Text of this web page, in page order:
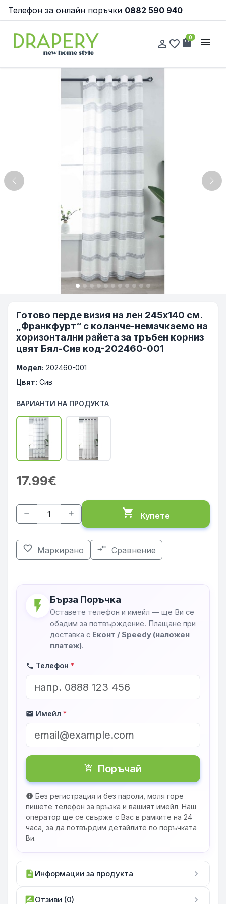
Телефон за онлайн поръчки 0882 590 940
person_outline favorite_border shopping_bag
0 menu
Previous
Готово перде визия на лен 245х140 см.
„Франкфурт“ с коланче-немачкаемо на
хоризонтални райета за тръбен корниз
цвят Бял-Сив код-202460-001
Модел: 202460-001
Цвят: Сив
ВАРИАНТИ НА ПРОДУКТА
17.99€
remove add shopping_cart Купете
favorite_border Маркирано compare_arrows Сравнение
flash_on Бърза Поръчка
Оставете телефон и имейл — ще Ви се
обадим за потвърждение. Плащане при
доставка с Еконт / Speedy (наложен
платеж).
phone Телефон *
mail Имейл *
shopping_cart_checkout Поръчай
info Без регистрация и без пароли, моля горе
пишете телефон за връзка и вашият имейл. Наш
оператор ще се свърже с Вас в рамките на 24
часа, за да потвърдим детайлите по поръчката
Ви.
description Информации за продукта chevron_right
rate_reviewОтзиви (0) chevron_right